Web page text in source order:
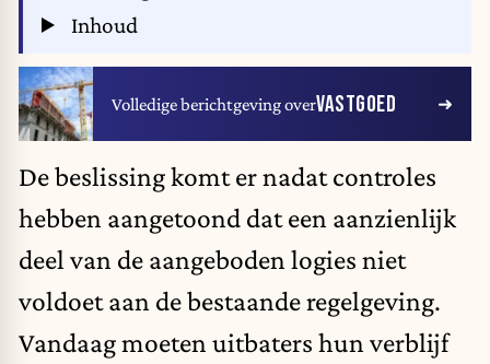
Inhoud
Volledige berichtgeving overVASTGOED
De beslissing komt er nadat controles
hebben aangetoond dat een aanzienlijk
deel van de aangeboden logies niet
voldoet aan de bestaande regelgeving.
Vandaag moeten uitbaters hun verblijf